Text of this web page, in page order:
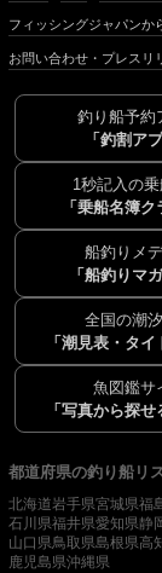
フィッシングジャパンか
お問い合わせ・プレスリ
釣り船予約
「釣割ア
1秒記入の
「乗船名簿ク
船釣りメ
「船釣りマ
全国の潮
「潮見表・タイ
魚図鑑サ
「写真から探せ
都道府県の釣り船リ
北海道岩手県宮城県福
石川県福井県愛知県静
山口県鳥取県島根県高
鹿児島県沖縄県